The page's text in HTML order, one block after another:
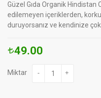
Güzel Gıda Organik
edilemeyen içeriklerden,
duruyorsanız ve kendinize
49.00
Miktar - +